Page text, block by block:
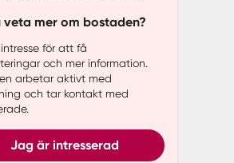
veta mer om bostaden?
för att få
och mer information.
arbetar aktivt med
och tar kontakt med
Jag är intresserad